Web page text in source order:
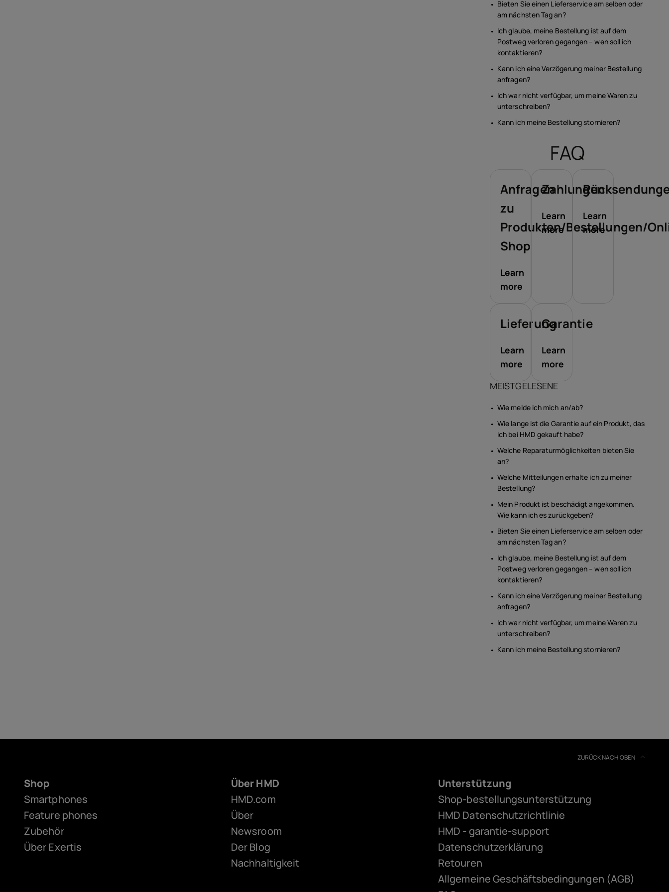
Bieten Sie einen Lieferservice am selben oder
am nächsten Tag an?
Ich glaube, meine Bestellung ist auf dem
Postweg verloren gegangen – wen soll ich
kontaktieren?
Kann ich eine Verzögerung meiner Bestellung
anfragen?
Ich war nicht verfügbar, um meine Waren zu
unterschreiben?
Kann ich meine Bestellung stornieren?
FAQ
Anfragen
zu
Produkten/Bestellungen/
Shop
Learn
more
Zahlungen
Learn
more
Learn
more
Lieferung
Learn
more
Garantie
Learn
more
MEISTGELESENE
Wie melde ich mich an/ab?
Wie lange ist die Garantie auf ein Produkt, das
ich bei HMD gekauft habe?
Welche Reparaturmöglichkeiten bieten Sie
an?
Welche Mitteilungen erhalte ich zu meiner
Bestellung?
Mein Produkt ist beschädigt angekommen.
Wie kann ich es zurückgeben?
Bieten Sie einen Lieferservice am selben oder
am nächsten Tag an?
Ich glaube, meine Bestellung ist auf dem
Postweg verloren gegangen – wen soll ich
kontaktieren?
Kann ich eine Verzögerung meiner Bestellung
anfragen?
Ich war nicht verfügbar, um meine Waren zu
unterschreiben?
Kann ich meine Bestellung stornieren?
ZURÜCK NACH OBEN
Shop
Smartphones
Feature phones
Zubehör
Über Exertis
Über HMD
HMD.com
Über
Newsroom
Der Blog
Nachhaltigkeit
Unterstützung
Shop-bestellungsunterstützung
HMD Datenschutzrichtlinie
HMD - garantie-support
Datenschutzerklärung
Retouren
Allgemeine Geschäftsbedingungen (AGB)